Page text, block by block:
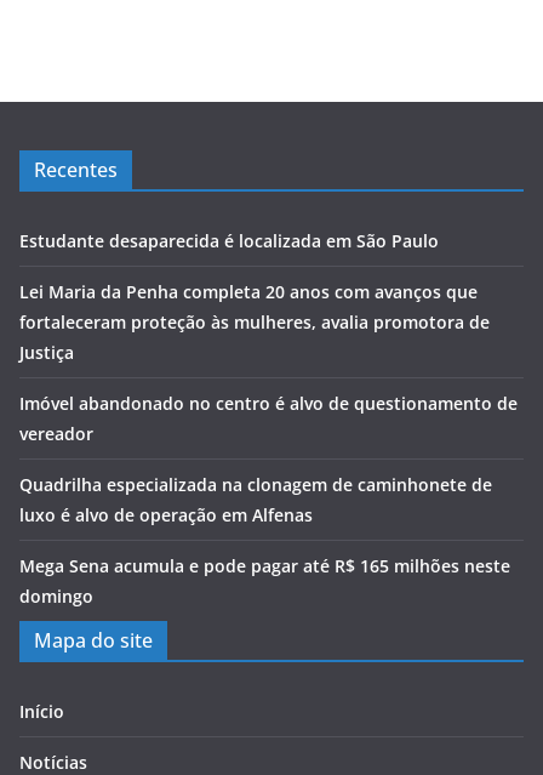
Recentes
Estudante desaparecida é localizada em São Paulo
Lei Maria da Penha completa 20 anos com avanços que
fortaleceram proteção às mulheres, avalia promotora de
Justiça
Imóvel abandonado no centro é alvo de questionamento de
vereador
Quadrilha especializada na clonagem de caminhonete de
luxo é alvo de operação em Alfenas
Mega Sena acumula e pode pagar até R$ 165 milhões neste
domingo
Mapa do site
Início
Notícias